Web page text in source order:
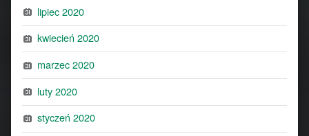
lipiec 2020
kwiecień 2020
marzec 2020
luty 2020
styczeń 2020